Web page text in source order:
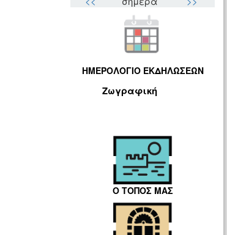
ΗΜΕΡΟΛΟΓΙΟ ΕΚΔΗΛΩΣΕΩΝ
Ζωγραφική
Ο ΤΟΠΟΣ ΜΑΣ